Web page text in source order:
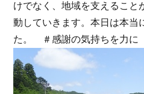
けでなく、地域を支えること
動していきます。本日は本当
た。
＃感謝の気持ちを力に